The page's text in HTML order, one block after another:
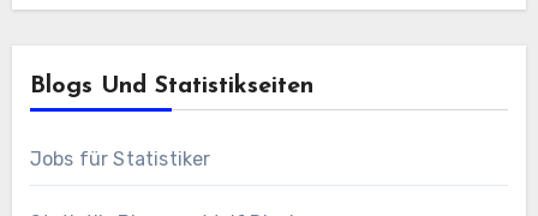
Blogs Und Statistikseiten
Jobs für Statistiker